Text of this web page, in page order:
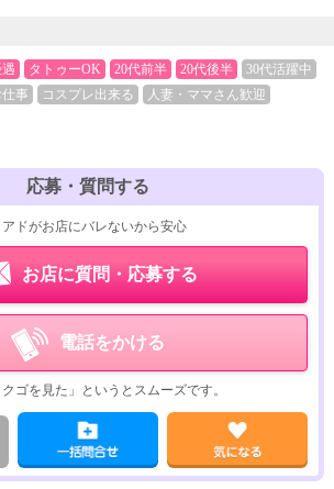
タトゥーOK 20代前半 20代後半
30代活躍中
事 コスプレ出来る
人妻・ママさん歓迎
応募・質問する
アドがお店にバレないから安心
お店に質問・応募する
電話をかける
クゴを見た」というとスムーズです。